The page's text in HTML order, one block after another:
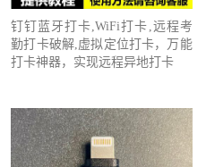
钉钉蓝牙打卡,WiFi打卡,远程考
勤打卡破解,虚拟定位打卡，万能
打卡神器，实现远程异地打卡